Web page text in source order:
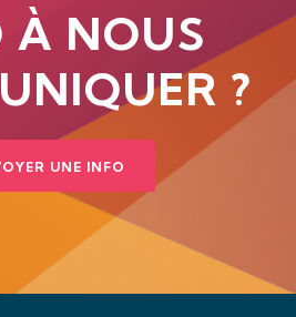
À NOUS
?
UNE INFO